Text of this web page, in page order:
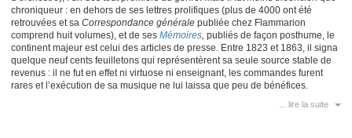
chroniqueur : en dehors de ses lettres prolifiques (plus de 4000 ont été
retrouvées et sa Correspondance générale publiée chez Flammarion
comprend huit volumes), et de ses Mémoires, publiés de façon posthume, le
continent majeur est celui des articles de presse. Entre 1823 et 1863, il signa
quelque neuf cents feuilletons qui représentèrent sa seule source stable de
revenus : il ne fut en effet ni virtuose ni enseignant, les commandes furent
rares et l’exécution de sa musique ne lui laissa que peu de bénéfices.
... lire la suite